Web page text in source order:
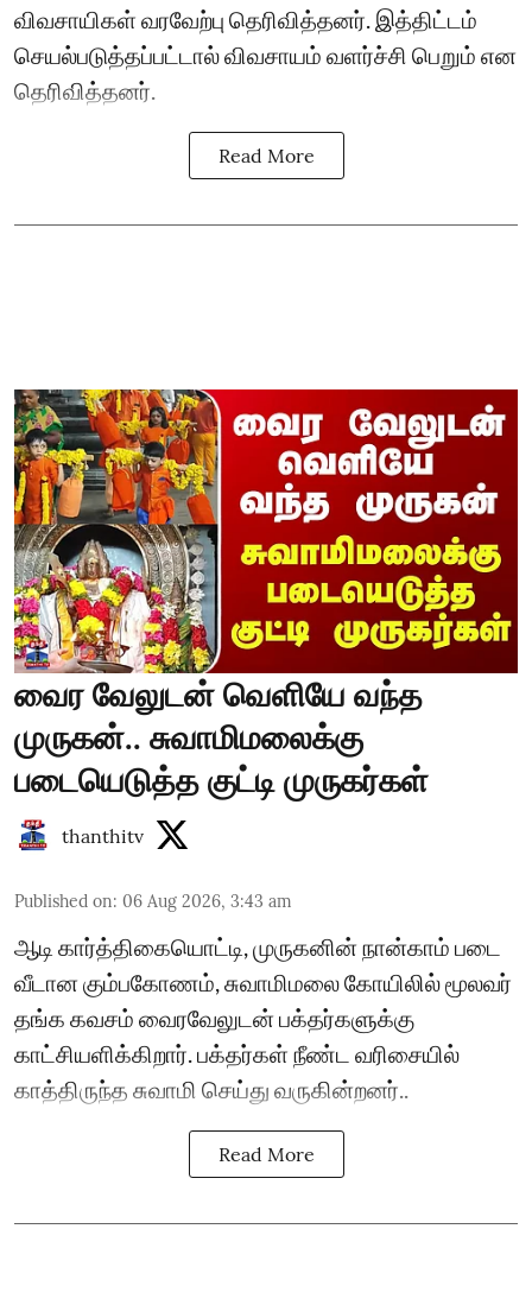
விவசாயிகள் வரவேற்பு தெரிவித்தனர். இத்திட்டம்
செயல்படுத்தப்பட்டால் விவசாயம் வளர்ச்சி பெறும் என
தெரிவித்தனர்.
Read More
வைர வேலுடன் வெளியே வந்த
முருகன்.. சுவாமிமலைக்கு
படையெடுத்த குட்டி முருகர்கள்
thanthitv
Published on: 06 Aug 2026, 3:43 am
ஆடி கார்த்திகையொட்டி, முருகனின் நான்காம் படை
வீடான கும்பகோணம், சுவாமிமலை கோயிலில் மூலவர்
தங்க கவசம் வைரவேலுடன் பக்தர்களுக்கு
காட்சியளிக்கிறார். பக்தர்கள் நீண்ட வரிசையில்
காத்திருந்த சுவாமி செய்து வருகின்றனர்..
Read More